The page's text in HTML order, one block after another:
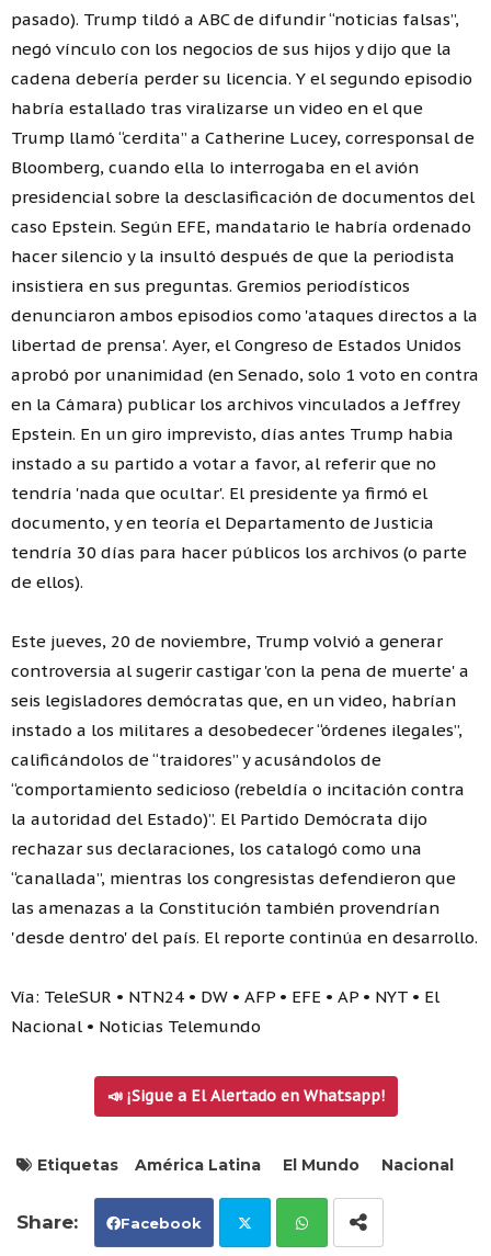
pasado). Trump tildó a ABC de difundir “noticias falsas”,
negó vínculo con los negocios de sus hijos y dijo que la
cadena debería perder su licencia. Y el segundo episodio
habría estallado tras viralizarse un video en el que
Trump llamó “cerdita” a Catherine Lucey, corresponsal de
Bloomberg, cuando ella lo interrogaba en el avión
presidencial sobre la desclasificación de documentos del
caso Epstein. Según EFE, mandatario le habría ordenado
hacer silencio y la insultó después de que la periodista
insistiera en sus preguntas. Gremios periodísticos
denunciaron ambos episodios como 'ataques directos a la
libertad de prensa'. Ayer, el Congreso de Estados Unidos
aprobó por unanimidad (en Senado, solo 1 voto en contra
en la Cámara) publicar los archivos vinculados a Jeffrey
Epstein. En un giro imprevisto, días antes Trump habia
instado a su partido a votar a favor, al referir que no
tendría 'nada que ocultar'. El presidente ya firmó el
documento, y en teoría el Departamento de Justicia
tendría 30 días para hacer públicos los archivos (o parte
de ellos).
Este jueves, 20 de noviembre, Trump volvió a generar
controversia al sugerir castigar 'con la pena de muerte' a
seis legisladores demócratas que, en un video, habrían
instado a los militares a desobedecer “órdenes ilegales”,
calificándolos de “traidores” y acusándolos de
“comportamiento sedicioso (rebeldía o incitación contra
la autoridad del Estado)”. El Partido Demócrata dijo
rechazar sus declaraciones, los catalogó como una
“canallada”, mientras los congresistas defendieron que
las amenazas a la Constitución también provendrían
'desde dentro' del país. El reporte continúa en desarrollo.
Vía: TeleSUR • NTN24 • DW • AFP • EFE • AP • NYT • El
Nacional • Noticias Telemundo
📣 ¡Sigue a El Alertado en Whatsapp!
Etiquetas América Latina El Mundo Nacional
Facebook